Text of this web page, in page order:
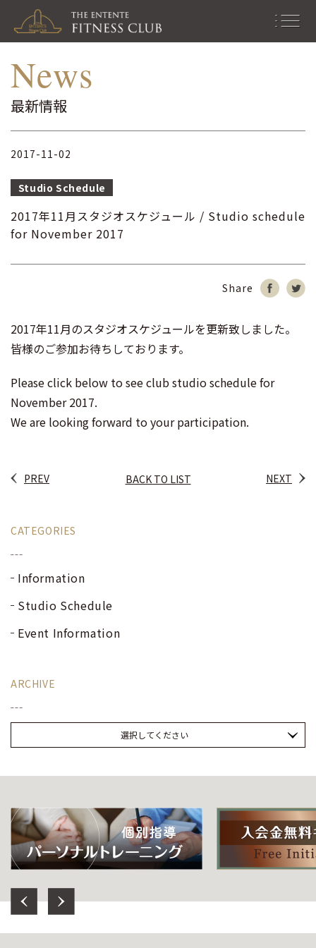
最新情報｜お知らせ｜スタジ
オ情報
men
News
最新情報
2017-11-02
Studio Schedule
2017年11月スタジオスケジュール / Studio schedule
for November 2017
Share
ェ
ア
er
2017年11月のスタジオスケジュールを更新致しました。
皆様のご参加お待ちしております。
Please click below to see club studio schedule for
November 2017.
We are looking forward to your participation.
NEXT
BACK TO LIST
PREV
CATEGORIES
Information
Studio Schedule
Event Information
ARCHIVE
選択してください